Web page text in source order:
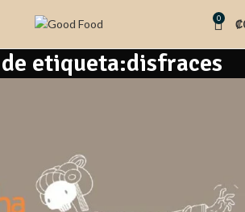
0 ₡
etiqueta:disfraces